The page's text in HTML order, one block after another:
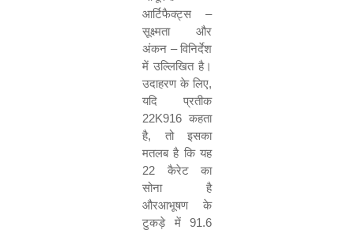
आर्टिफैक्ट्स –
सूक्ष्मता और
अंकन –विनिर्देश
में उल्लिखित है।
उदाहरण के लिए,
यदि प्रतीक
22K916 कहता
है, तो इसका
मतलब है कि यह
22 कैरेट का
सोना है
औरआभूषण के
टुकड़े में 91.6